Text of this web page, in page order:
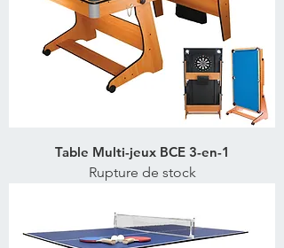
Table Multi-jeux BCE 3-en-1
Rupture de stock